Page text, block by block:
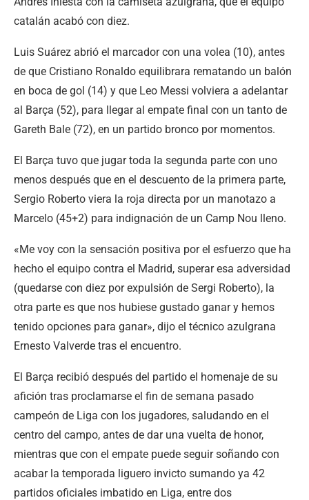
catalán acabó con diez.
Luis Suárez abrió el marcador con una volea (10), antes
de que Cristiano Ronaldo equilibrara rematando un balón
en boca de gol (14) y que Leo Messi volviera a adelantar
al Barça (52), para llegar al empate final con un tanto de
Gareth Bale (72), en un partido bronco por momentos.
El Barça tuvo que jugar toda la segunda parte con uno
menos después que en el descuento de la primera parte,
Sergio Roberto viera la roja directa por un manotazo a
Marcelo (45+2) para indignación de un Camp Nou lleno.
«Me voy con la sensación positiva por el esfuerzo que ha
hecho el equipo contra el Madrid, superar esa adversidad
(quedarse con diez por expulsión de Sergi Roberto), la
otra parte es que nos hubiese gustado ganar y hemos
tenido opciones para ganar», dijo el técnico azulgrana
Ernesto Valverde tras el encuentro.
El Barça recibió después del partido el homenaje de su
afición tras proclamarse el fin de semana pasado
campeón de Liga con los jugadores, saludando en el
centro del campo, antes de dar una vuelta de honor,
mientras que con el empate puede seguir soñando con
acabar la temporada liguero invicto sumando ya 42
partidos oficiales imbatido en Liga, entre dos